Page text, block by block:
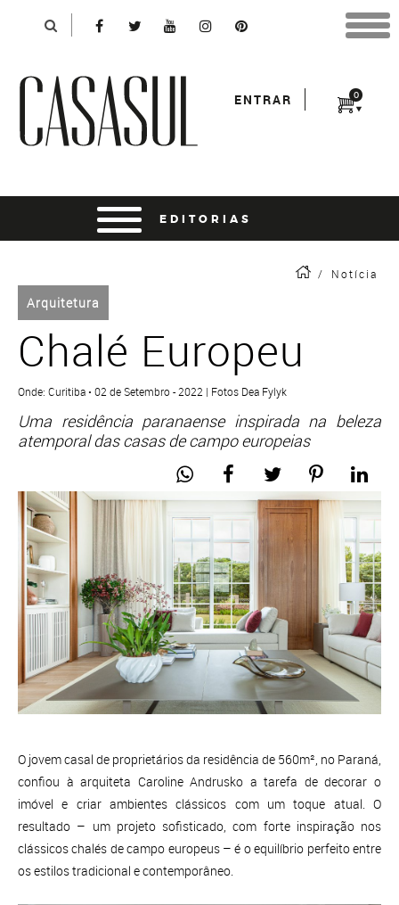
0
ENTRAR
/ Notícia
Arquitetura
Chalé Europeu
Onde: Curitiba • 02 de Setembro - 2022 | Fotos Dea Fylyk
Uma residência paranaense inspirada na beleza
atemporal das casas de campo europeias
O jovem casal de proprietários da residência de 560m², no Paraná,
confiou à arquiteta Caroline Andrusko a tarefa de decorar o
imóvel e criar ambientes clássicos com um toque atual. O
resultado – um projeto sofisticado, com forte inspiração nos
clássicos chalés de campo europeus – é o equilíbrio perfeito entre
os estilos tradicional e contemporâneo.
*Para finalizar sua compra informe seu e-mail:
*Senha:
entrar usando o facebook